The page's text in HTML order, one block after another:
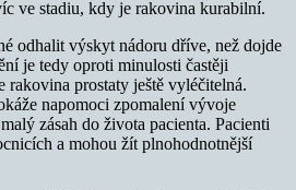
ve stadiu, kdy je rakovina kurabilní.
odhalit výskyt nádoru dříve, než dojde
je tedy oproti minulosti častěji
rakovina prostaty ještě vyléčitelná.
napomoci zpomalení vývoje
zásah do života pacienta. Pacienti
a mohou žít plnohodnotnější